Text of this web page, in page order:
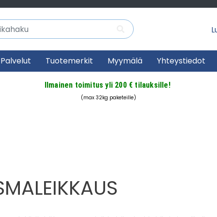
Palvelut Tuotemerkit Myymälä Yhteystiedot
Ilmainen toimitus yli 200 € tilauksille!
(max 32kg paketeille)